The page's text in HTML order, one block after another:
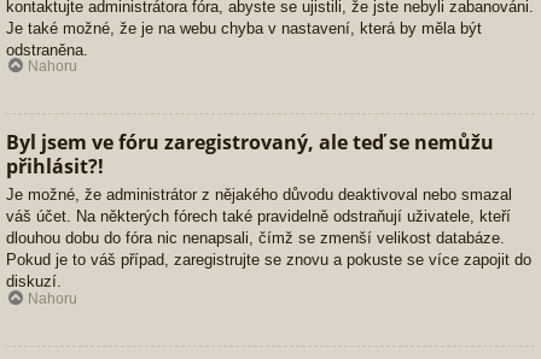
kontaktujte administrátora fóra, abyste se ujistili, že jste nebyli zabanováni.
Je také možné, že je na webu chyba v nastavení, která by měla být
odstraněna.
Nahoru
Byl jsem ve fóru zaregistrovaný, ale teď se nemůžu
přihlásit?!
Je možné, že administrátor z nějakého důvodu deaktivoval nebo smazal
váš účet. Na některých fórech také pravidelně odstraňují uživatele, kteří
dlouhou dobu do fóra nic nenapsali, čímž se zmenší velikost databáze.
Pokud je to váš případ, zaregistrujte se znovu a pokuste se více zapojit do
diskuzí.
Nahoru